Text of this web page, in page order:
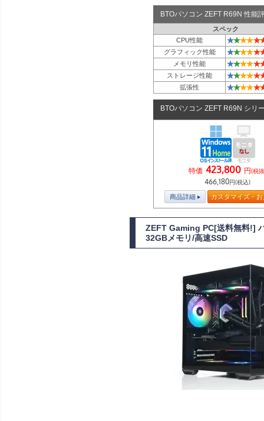
BTOパソコン ZEFT R69N 性能
スペック
CPU性能
★★★★★
グラフィック性能 ★★★★★
メモリ性能 ★★★★★
ストレージ性能 ★★★★★
拡張性 ★★★★★
BTOパソコン ZEFT R69N シリ
特価 423,800 円(税
466,180円(税込)
商品詳細 カスタマイズ・
ZEFT Gaming PC[送料無料!]
32GBメモリ/高速SSD